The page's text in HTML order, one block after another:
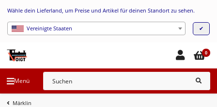
Wähle dein Lieferland, um Preise und Artikel für deinen Standort zu sehen.
Vereinigte Staaten ✔
Menü
0
Märklin